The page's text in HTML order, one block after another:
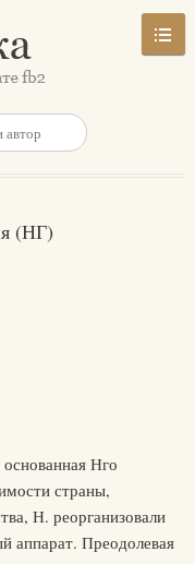
(НГ)
Нго
страны,
Н. реорганизовали
аппарат. Преодолевая